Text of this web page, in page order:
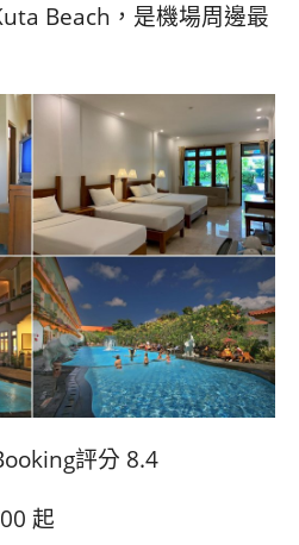
Beach，是機場周邊最
評分 8.4
起